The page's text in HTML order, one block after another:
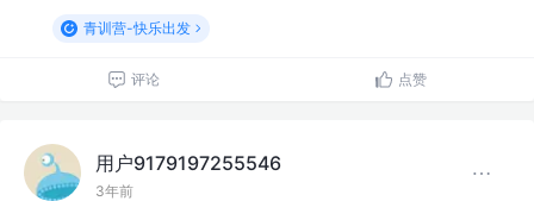
青训营-快乐出发
评论 点赞
用户9179197255546
3年前